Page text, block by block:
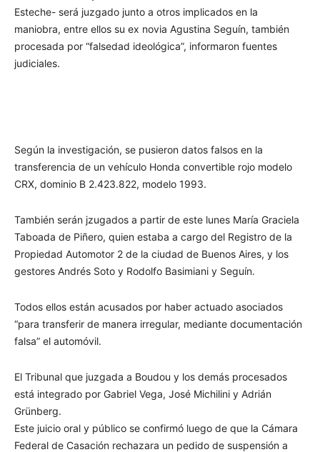
Esteche- será juzgado junto a otros implicados en la
maniobra, entre ellos su ex novia Agustina Seguín, también
procesada por “falsedad ideológica”, informaron fuentes
judiciales.
Según la investigación, se pusieron datos falsos en la
transferencia de un vehículo Honda convertible rojo modelo
CRX, dominio B 2.423.822, modelo 1993.
También serán jzugados a partir de este lunes María Graciela
Taboada de Piñero, quien estaba a cargo del Registro de la
Propiedad Automotor 2 de la ciudad de Buenos Aires, y los
gestores Andrés Soto y Rodolfo Basimiani y Seguín.
Todos ellos están acusados por haber actuado asociados
“para transferir de manera irregular, mediante documentación
falsa” el automóvil.
El Tribunal que juzgada a Boudou y los demás procesados
está integrado por Gabriel Vega, José Michilini y Adrián
Grünberg.
Este juicio oral y público se confirmó luego de que la Cámara
Federal de Casación rechazara un pedido de suspensión a